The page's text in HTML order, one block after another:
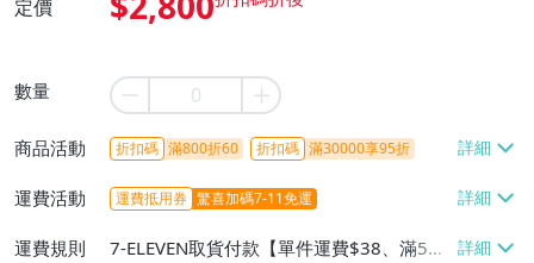
定價
數量
商品活動 折扣碼 滿800折60 折扣碼 滿30000享95折
運費活動 運費抵用券 驚喜加碼7-11免運
運費規則
7-ELEVEN取貨付款【單件運費$38、滿5件